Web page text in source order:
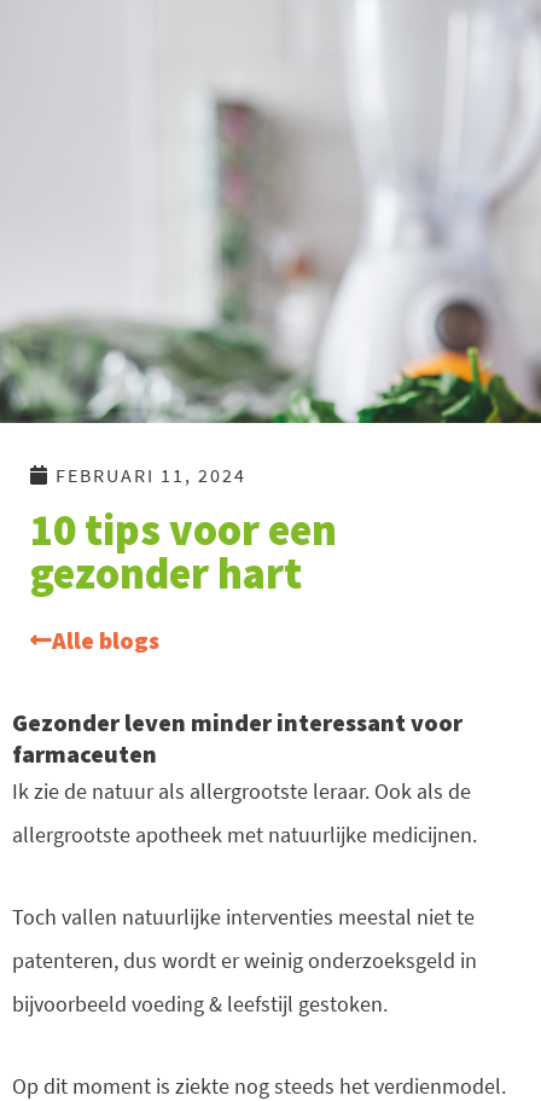
FEBRUARI 11, 2024
10 tips voor een
gezonder hart
Alle blogs
Gezonder leven minder interessant voor
farmaceuten
Ik zie de natuur als allergrootste leraar. Ook als de
allergrootste apotheek met natuurlijke medicijnen.
Toch vallen natuurlijke interventies meestal niet te
patenteren, dus wordt er weinig onderzoeksgeld in
bijvoorbeeld voeding & leefstijl gestoken.
Op dit moment is ziekte nog steeds het verdienmodel.